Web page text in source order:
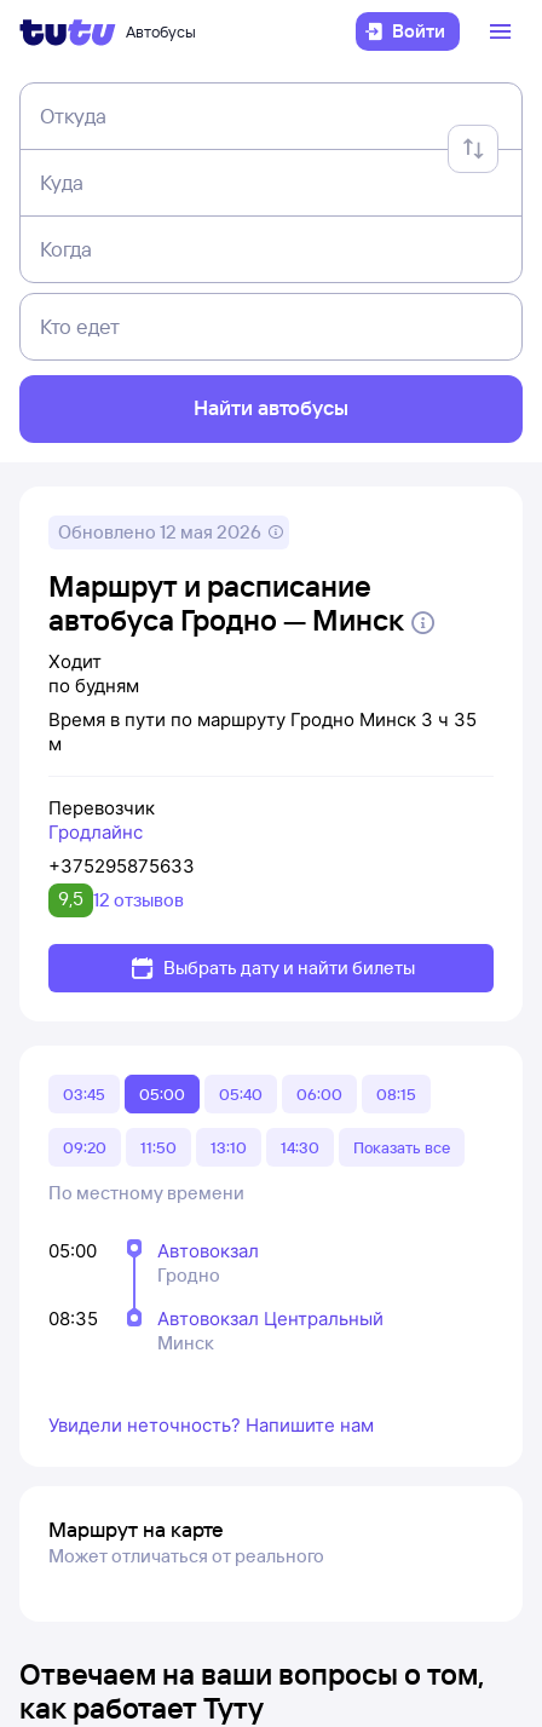
Автобусы Войти
Откуда
Куда
Когда
Кто едет
Найти автобусы
Обновлено 12 мая 2026
Маршрут и расписание
автобуса Гродно — Минск
Ходит
по будням
Время в пути по маршруту Гродно Минск 3 ч 35
м
Перевозчик
Гродлайнс
+375295875633
9,5 12 отзывов
Выбрать дату и найти билеты
03:45 05:00 05:40 06:00 08:15
09:20 11:50 13:10 14:30 Показать все
По местному времени
05:00
Автовокзал
Гродно
08:35
Автовокзал Центральный
Минск
Увидели неточность? Напишите нам
Маршрут на карте
Может отличаться от реального
Отвечаем на ваши вопросы о том,
как работает Туту